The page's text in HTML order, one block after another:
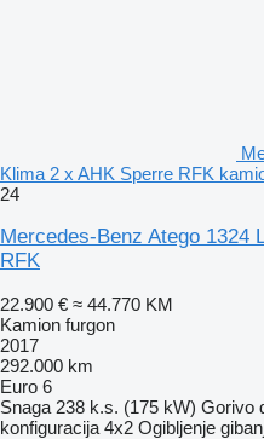
Klima 2 x AHK Sperre RFK
24
Mercedes-Benz Atego 1324
RFK
22.900 € ≈ 44.770 KM
Kamion furgon
2017
292.000 km
Euro 6
Snaga 238 k.s. (175 kW) Gorivo
konfiguracija 4x2 Ogibljenje